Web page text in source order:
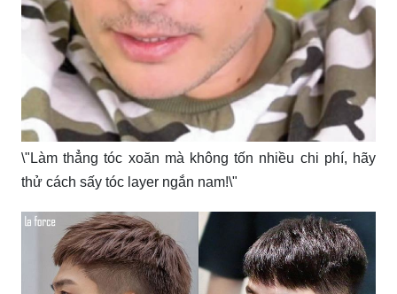
\"Làm thẳng tóc xoăn mà không tốn nhiều chi phí, hãy
thử cách sấy tóc layer ngắn nam!\"